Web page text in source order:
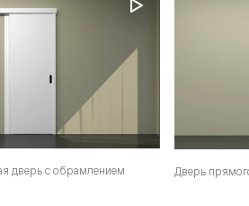
дверь с обрамлением
Дверь